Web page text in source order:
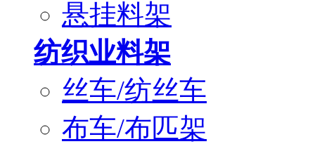
悬挂料架
纺织业料架
丝车/纺丝车
布车/布匹架